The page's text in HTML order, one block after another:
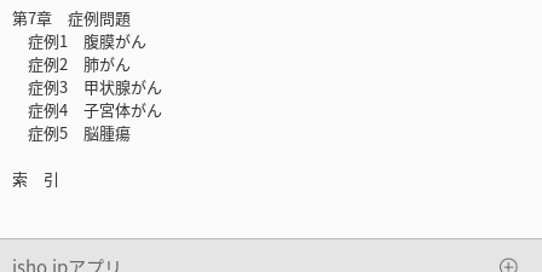
第7章 症例問題
症例1 腹膜がん
症例2 肺がん
症例3 甲状腺がん
症例4 子宮体がん
症例5 脳腫瘍
索 引
isho.jpアプリ